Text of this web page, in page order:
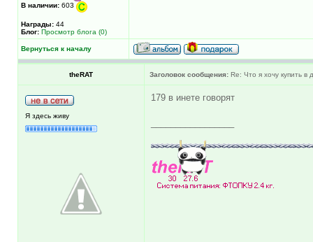
В наличии: 603
Награды: 44
Блог: Просмотр блога (0)
Вернуться к началу
theRAT Заголовок сообщения: Re: Что я хочу купить
Я здесь живу
179 в инете говорят